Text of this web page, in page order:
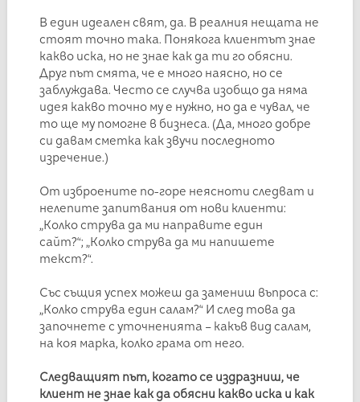
В един идеален свят, да. В реалния нещата не
стоят точно така. Понякога клиентът знае
какво иска, но не знае как да ти го обясни.
Друг път смята, че е много наясно, но се
заблуждава. Често се случва изобщо да няма
идея какво точно му е нужно, но да е чувал, че
то ще му помогне в бизнеса. (Да, много добре
си давам сметка как звучи последното
изречение.)
От изброените по-горе неясноти следват и
нелепите запитвания от нови клиенти:
„Колко струва да ми направите един
сайт?“; „Колко струва да ми напишете
текст?“.
Със същия успех можеш да замениш въпроса с:
„Колко струва един салам?“ И след това да
започнете с уточненията – какъв вид салам,
на коя марка, колко грама от него.
Следващият път, когато се издразниш, че
клиент не знае как да обясни какво иска и как